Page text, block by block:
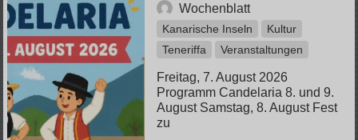
Wochenblatt
Kanarische Inseln
Kultur
Teneriffa
Veranstaltungen
Freitag, 7. August 2026
Programm Candelaria 8. und 9.
August Samstag, 8. August Fest
zu